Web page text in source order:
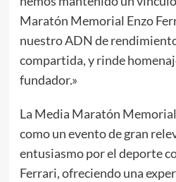
Maratón Memorial Enzo
nuestro ADN de
compartida, y rinde
fundador.»
La Media Maratón
como un evento de gran
entusiasmo por el deporte
Ferrari, ofreciendo una